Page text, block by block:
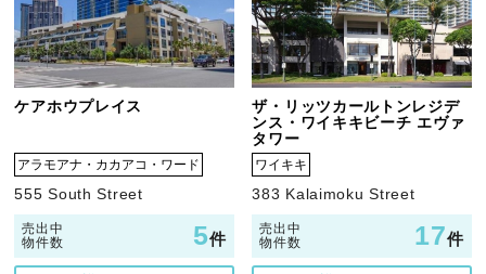
ケアホウプレイス
アラモアナ・カカアコ・ワード
555 South Street
売出中
物件数
5件
ザ・リッツカールトンレジデ
ンス・ワイキキビーチ エヴァ
タワー
ワイキキ
383 Kalaimoku Street
売出中
物件数
17件